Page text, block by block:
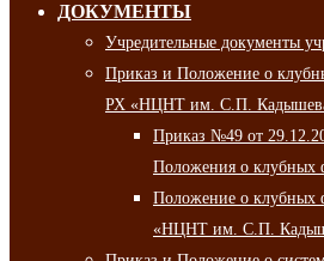
ДОКУМЕНТЫ
Учредительные документы
Приказ и Положение о
РХ «НЦНТ им. С.П.
Приказ №49 от
Положения о клубных
Положение о
«НЦНТ им. С.П.